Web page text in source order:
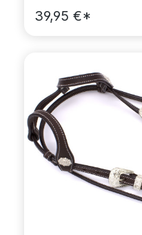
39,95 €*